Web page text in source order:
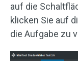
auf die
klicken Sie auf
die Aufgabe zu